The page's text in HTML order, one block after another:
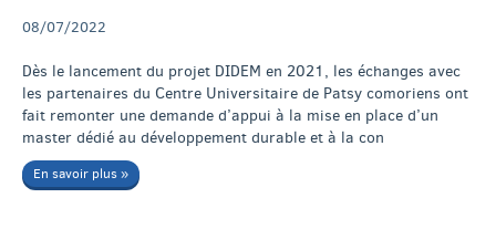
08/07/2022
Dès le lancement du projet DIDEM en 2021, les échanges avec
les partenaires du Centre Universitaire de Patsy comoriens ont
fait remonter une demande d’appui à la mise en place d’un
master dédié au développement durable et à la con
En savoir plus »